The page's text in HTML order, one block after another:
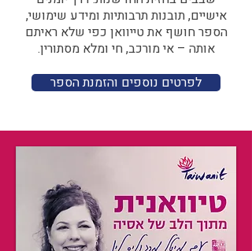
אישיים, תובנות תרבותיות ומידע שימושי,
הספר חושף את טייוואן כפי שלא ראיתם
אותה – אי מורכב, חי ומלא מסתורין.
לפרטים נוספים והזמנת הספר